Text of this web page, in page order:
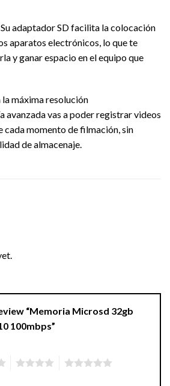
adaptador SD facilita la colocación
aparatos electrónicos, lo que te
y ganar espacio en el equipo que
máxima resolución
avanzada vas a poder registrar videos
cada momento de filmación, sin
de almacenaje.
“Memoria Microsd 32gb
100mbps”